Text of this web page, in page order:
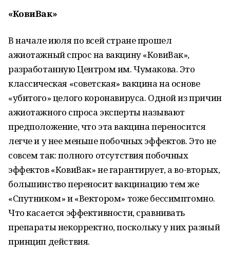
«КовиВак»
В начале июля по всей стране прошел
ажиотажный спрос на вакцину «КовиВак»,
разработанную Центром им. Чумакова. Это
классическая «советская» вакцина на основе
«убитого» целого коронавируса. Одной из причин
ажиотажного спроса эксперты называют
предположение, что эта вакцина переносится
легче и у нее меньше побочных эффектов. Это не
совсем так: полного отсутствия побочных
эффектов «КовиВак» не гарантирует, а во-вторых,
большинство переносит вакцинацию тем же
«Спутником» и «Вектором» тоже бессимптомно.
Что касается эффективности, сравнивать
препараты некорректно, поскольку у них разный
принцип действия.